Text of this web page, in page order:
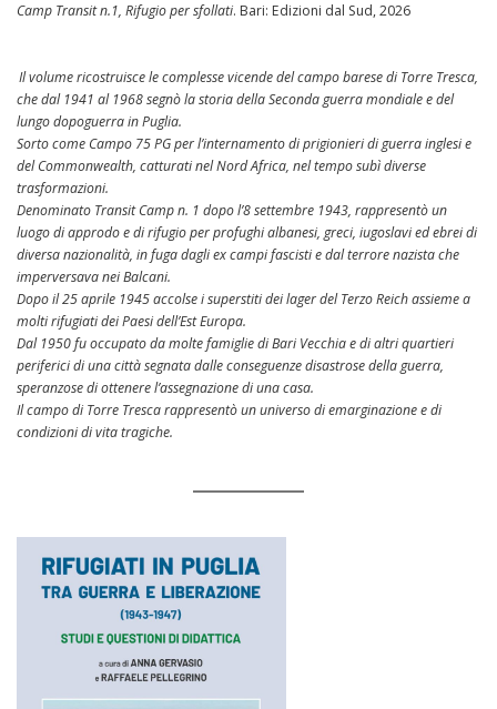
Camp Transit n.1, Rifugio per sfollati. Bari: Edizioni dal Sud, 2026
Il volume ricostruisce le complesse vicende del campo barese di Torre Tresca,
che dal 1941 al 1968 segnò la storia della Seconda guerra mondiale e del
lungo dopoguerra in Puglia.
Sorto come Campo 75 PG per l’internamento di prigionieri di guerra inglesi e
del Commonwealth, catturati nel Nord Africa, nel tempo subì diverse
trasformazioni.
Denominato Transit Camp n. 1 dopo l’8 settembre 1943, rappresentò un
luogo di approdo e di rifugio per profughi albanesi, greci, iugoslavi ed ebrei di
diversa nazionalità, in fuga dagli ex campi fascisti e dal terrore nazista che
imperversava nei Balcani.
Dopo il 25 aprile 1945 accolse i superstiti dei lager del Terzo Reich assieme a
molti rifugiati dei Paesi dell’Est Europa.
Dal 1950 fu occupato da molte famiglie di Bari Vecchia e di altri quartieri
periferici di una città segnata dalle conseguenze disastrose della guerra,
speranzose di ottenere l’assegnazione di una casa.
Il campo di Torre Tresca rappresentò un universo di emarginazione e di
condizioni di vita tragiche.